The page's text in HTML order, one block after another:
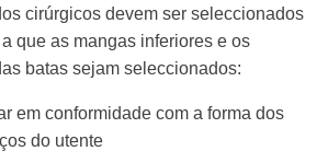
cirúrgicos devem ser seleccionados
que as mangas inferiores e os
batas sejam seleccionados:
em conformidade com a forma dos
do utente